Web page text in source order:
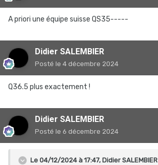
A priori une équipe suisse QS35-----
Didier SALEMBIER
Posté le 4 décembre 2024
Q36.5 plus exactement !
Didier SALEMBIER
Posté le 6 décembre 2024
Le 04/12/2024 à 17:47, Didier SALEMBIER